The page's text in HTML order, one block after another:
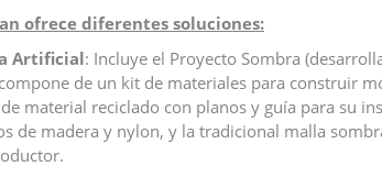
ofrece diferentes soluciones:
Artificial: Incluye el Proyecto Sombra
de un kit de materiales para construir
material reciclado con planos y guía para su
de madera y nylon, y la tradicional malla